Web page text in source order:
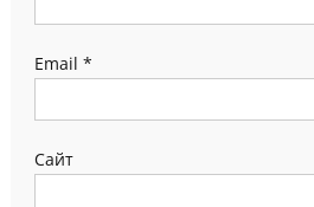
Email *
Сайт